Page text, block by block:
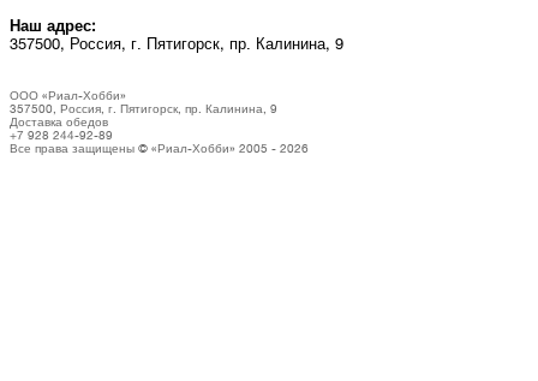
Наш адрес:
357500, Россия, г. Пятигорск, пр. Калинина, 9
ООО «Риал-Хобби»
357500, Россия, г. Пятигорск, пр. Калинина, 9
Доставка обедов
+7 928 244-92-89
Все права защищены © «Риал-Хобби» 2005 - 2026